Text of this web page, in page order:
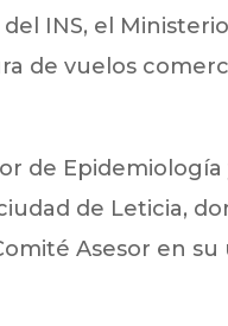
INS, el
de vuelos
de Epidemiología
de Leticia,
Asesor en su